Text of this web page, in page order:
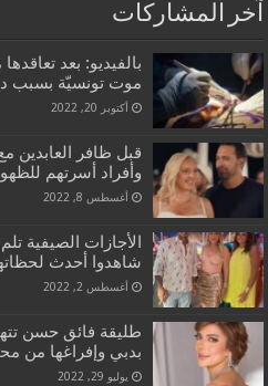
آخر المشاركات
موت تونسيّة بسبب
أكتوبر 20, 2022
قبل ظافر العابدين
وأفراد أسرتهم
أغسطس 8, 2022
الأجازات الصيفية
شاهدوا أحدث
أغسطس 2, 2022
طليقة فائق حسن
بدبي وإفراغها من
يوليو 29, 2022